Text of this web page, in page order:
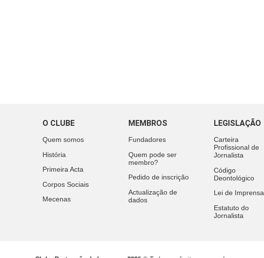
O CLUBE
Quem somos
História
Primeira Acta
Corpos Sociais
Mecenas
MEMBROS
Fundadores
Quem pode ser
membro?
Pedido de inscrição
Actualização de
dados
LEGISLAÇÃO
Carteira
Profissional de
Jornalista
Código
Deontológico
Lei de Imprensa
Estatuto do
Jornalista